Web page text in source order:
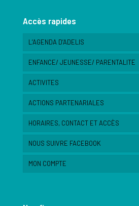
Accès rapides
L’AGENDA D’ADELIS
ENFANCE/ JEUNESSE/ PARENTALITE
ACTIVITES
ACTIONS PARTENARIALES
HORAIRES, CONTACT ET ACCÈS
NOUS SUIVRE FACEBOOK
MON COMPTE